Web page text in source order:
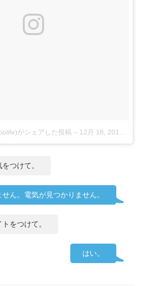
がシェアした投稿 – 12月 18, 2017 at 6:58午後 PST
つけて。
せん。電気が見つかりません。
をつけて。
はい。